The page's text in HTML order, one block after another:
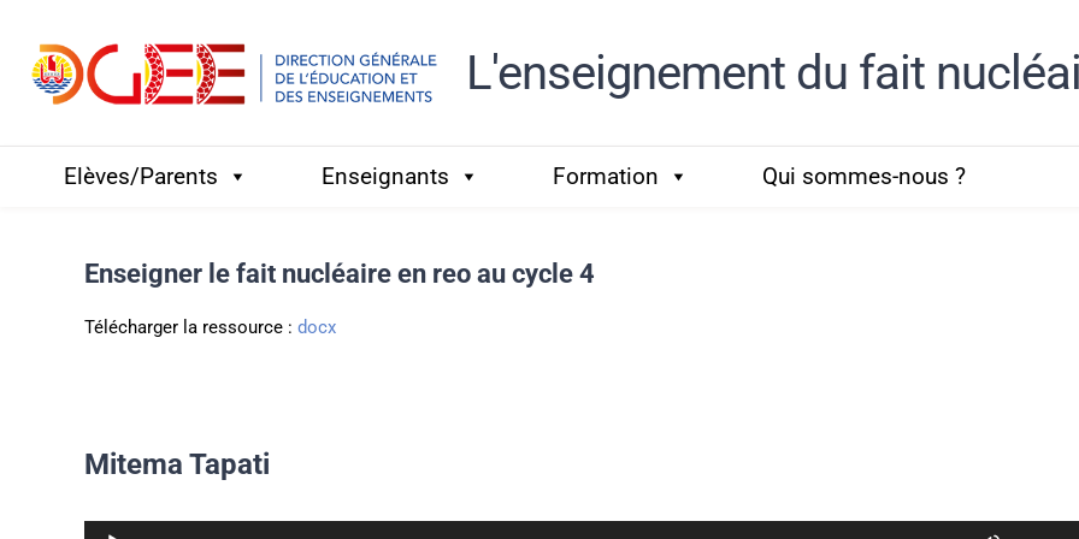
contenu
L'enseignement du fait
Elèves/Parents Enseignants Formation Qui sommes-nous ?
Enseigner le fait nucléaire en reo au cycle 4
Télécharger la ressource : docx
Mitema Tapati